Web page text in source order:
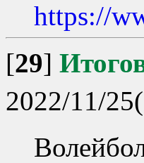
https://
[29]
2022/11/